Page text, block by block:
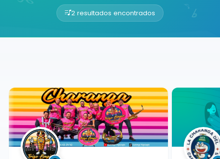
2 resultados encontrados
Buscador de músicos